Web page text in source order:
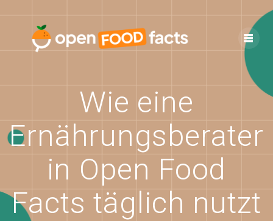
content
Wie eine
Ernährungsberater
in Open Food
Facts täglich nutzt